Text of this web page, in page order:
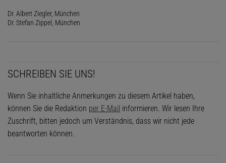
Dr. Albert Ziegler, München
Dr. Stefan Zippel, München
SCHREIBEN SIE UNS!
Wenn Sie inhaltliche Anmerkungen zu diesem Artikel haben,
können Sie die Redaktion per E-Mail informieren. Wir lesen Ihre
Zuschrift, bitten jedoch um Verständnis, dass wir nicht jede
beantworten können.